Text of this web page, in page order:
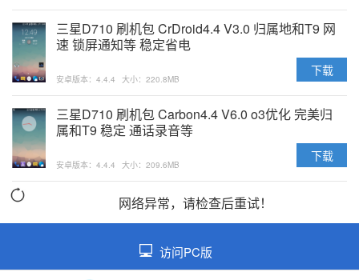
三星D710 刷机包 CrDroid4.4 V3.0 归属地和T9 网
速 锁屏通知等 稳定省电
安卓版本：4.4.4 大小：220.8MB
下载
三星D710 刷机包 Carbon4.4 V6.0 o3优化 完美归
属和T9 稳定 通话录音等
安卓版本：4.4.4 大小：209.6MB
下载
网络异常，请检查后重试！
访问PC版